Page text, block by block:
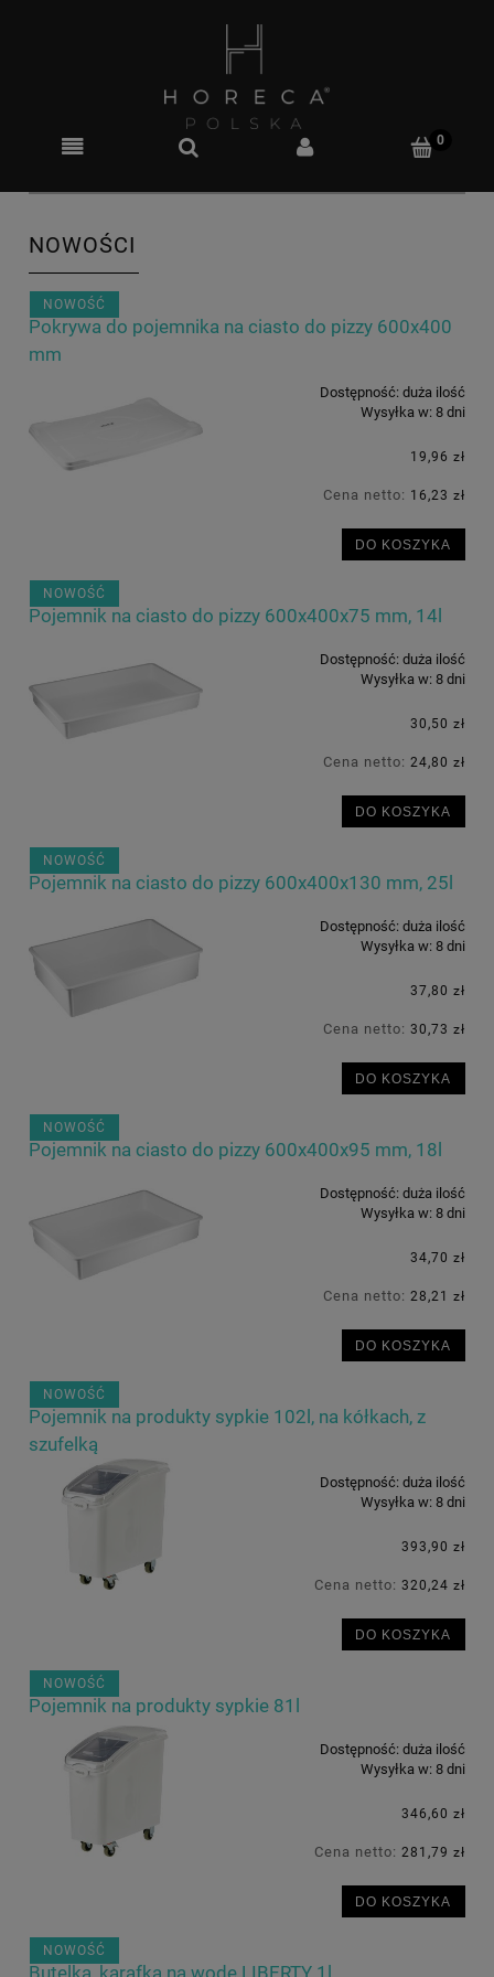
NOWOŚCI
Pokrywa do pojemnika na ciasto do pizzy 600x400
mm
Dostępność: duża ilość
Wysyłka w: 8 dni
19,96 zł
Cena netto: 16,23 zł
DO KOSZYKA
NOWOŚĆ
Pojemnik na ciasto do pizzy 600x400x75 mm, 14l
Dostępność: duża ilość
Wysyłka w: 8 dni
30,50 zł
Cena netto: 24,80 zł
DO KOSZYKA
NOWOŚĆ
Pojemnik na ciasto do pizzy 600x400x130 mm, 25l
Dostępność: duża ilość
Wysyłka w: 8 dni
37,80 zł
Cena netto: 30,73 zł
DO KOSZYKA
NOWOŚĆ
Pojemnik na ciasto do pizzy 600x400x95 mm, 18l
Dostępność: duża ilość
Wysyłka w: 8 dni
34,70 zł
Cena netto: 28,21 zł
DO KOSZYKA
NOWOŚĆ
Pojemnik na produkty sypkie 102l, na kółkach, z
szufelką
Dostępność: duża ilość
Wysyłka w: 8 dni
393,90 zł
Cena netto: 320,24 zł
DO KOSZYKA
NOWOŚĆ
Pojemnik na produkty sypkie 81l
Dostępność: duża ilość
Wysyłka w: 8 dni
346,60 zł
Cena netto: 281,79 zł
DO KOSZYKA
NOWOŚĆ
NOWOŚĆ